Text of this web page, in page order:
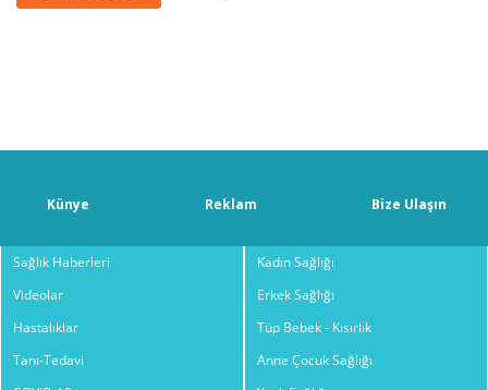
Künye Reklam Bize Ulaşın
Sağlık Haberleri
Videolar
Hastalıklar
Tanı-Tedavi
Kadın Sağlığı
Erkek Sağlığı
Tüp Bebek - Kısırlık
Anne Çocuk Sağlığı